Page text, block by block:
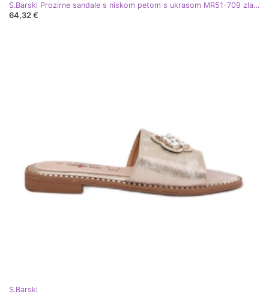
S.Barski Prozirne sandale s niskom petom s ukrasom MR51-709 zlatni
64,32 €
S.Barski